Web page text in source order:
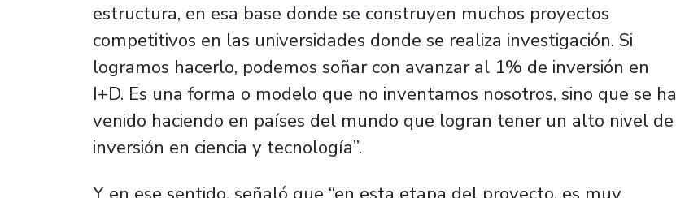
estructura, en esa base donde se construyen muchos proyectos
competitivos en las universidades donde se realiza investigación. Si
logramos hacerlo, podemos soñar con avanzar al 1% de inversión en
I+D. Es una forma o modelo que no inventamos nosotros, sino que se ha
venido haciendo en países del mundo que logran tener un alto nivel de
inversión en ciencia y tecnología”.